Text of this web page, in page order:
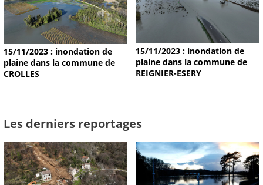
15/11/2023 : inondation de
plaine dans la commune de
CROLLES
15/11/2023 : inondation de
plaine dans la commune de
REIGNIER-ESERY
Les derniers reportages